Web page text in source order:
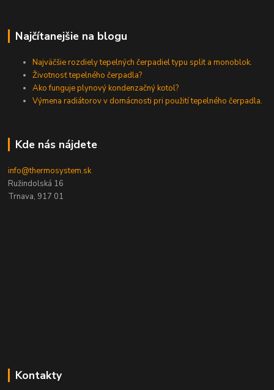
Najčítanejšie na blogu
Najväčšie rozdiely tepelných čerpadiel typu split a monoblok.
Životnosť tepelného čerpadla?
Ako funguje plynový kondenzačný kotol?
Výmena radiátorov v domácnosti pri použití tepelného čerpadla.
Kde nás nájdete
info@thermosystem.sk
Ružindolská 16
Trnava, 917 01
Kontakty